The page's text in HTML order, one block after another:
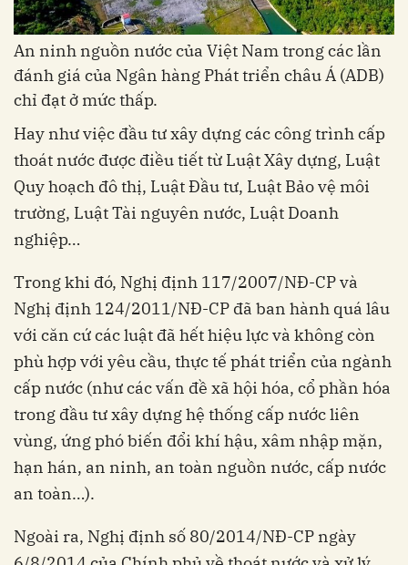
An ninh nguồn nước của Việt Nam trong các lần
đánh giá của Ngân hàng Phát triển châu Á (ADB)
chỉ đạt ở mức thấp.
Hay như việc đầu tư xây dựng các công trình cấp
thoát nước được điều tiết từ Luật Xây dựng, Luật
Quy hoạch đô thị, Luật Đầu tư, Luật Bảo vệ môi
trường, Luật Tài nguyên nước, Luật Doanh
nghiệp…
Trong khi đó, Nghị định 117/2007/NĐ-CP và
Nghị định 124/2011/NĐ-CP đã ban hành quá lâu
với căn cứ các luật đã hết hiệu lực và không còn
phù hợp với yêu cầu, thực tế phát triển của ngành
cấp nước (như các vấn đề xã hội hóa, cổ phần hóa
trong đầu tư xây dựng hệ thống cấp nước liên
vùng, ứng phó biến đổi khí hậu, xâm nhập mặn,
hạn hán, an ninh, an toàn nguồn nước, cấp nước
an toàn…).
Ngoài ra, Nghị định số 80/2014/NĐ-CP ngày